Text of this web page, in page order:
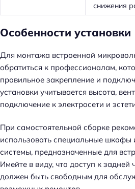
снижения
Особенности установки
Для монтажа встроенной
обратиться к профессионалам,
правильное закрепление и
установки учитывается высота,
подключение к электросети и
При самостоятельной сборке
использовать специальные
системы, предназначенные для
Имейте в виду, что доступ к задней
должен быть свободным для